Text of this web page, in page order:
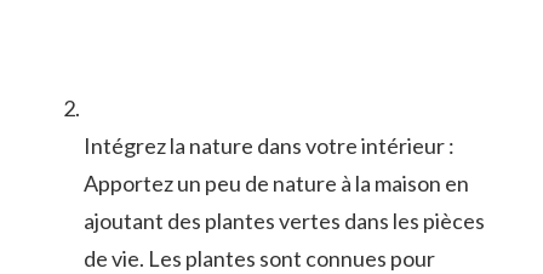
Intégrez la nature dans votre intérieur :
Apportez un peu ‍de nature à ‍la ​maison en
ajoutant des ⁣plantes vertes dans les pièces
de vie. ‌Les plantes sont connues ⁣pour